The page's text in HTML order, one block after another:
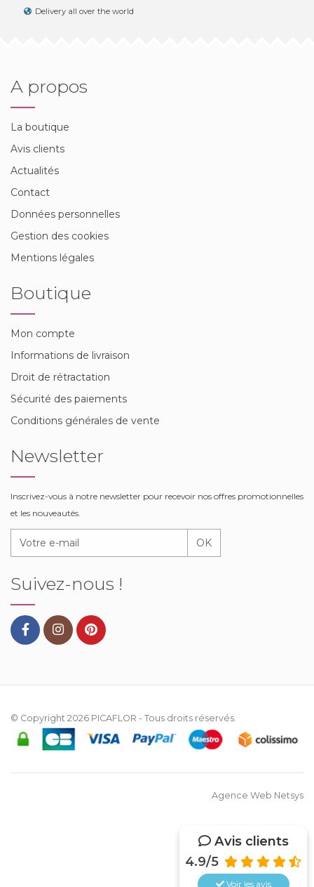
Delivery all over the world
Avis clients
4.9/5
Voir les avis
A propos
La boutique
Avis clients
Actualités
Contact
Données personnelles
Gestion des cookies
Mentions légales
Boutique
Mon compte
Informations de livraison
Droit de rétractation
Sécurité des paiements
Conditions générales de vente
Newsletter
Inscrivez-vous à notre newsletter pour recevoir nos offres promotionnelles
et les nouveautés.
OK
Suivez-nous !
© Copyright 2026 PICAFLOR - Tous droits réservés.
Agence Web Netsys